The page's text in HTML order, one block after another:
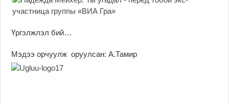
Үргэлжлэл бий…
Мэдээ орчуулж оруулсан: А.Тамир